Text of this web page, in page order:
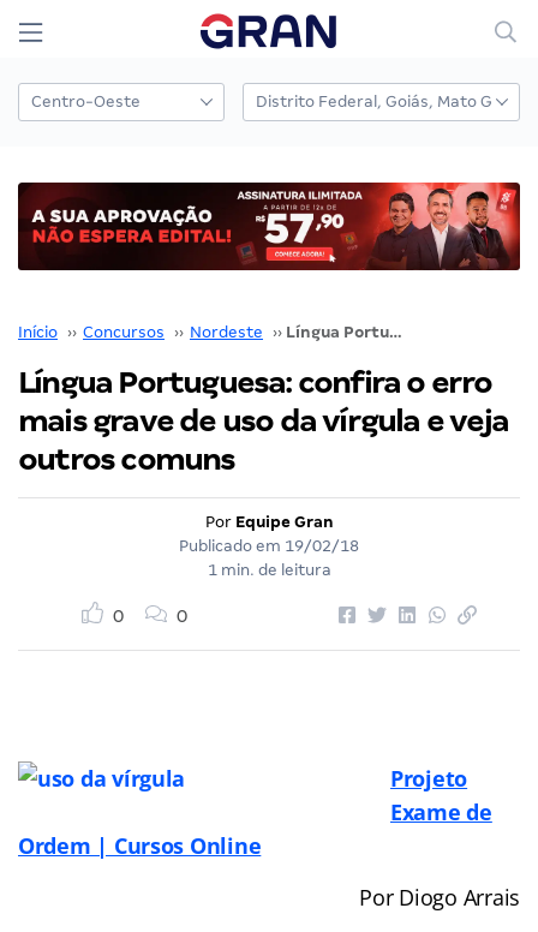
Início ›› Concursos ›› Nordeste ›› Língua Portuguesa: confira o erro mais grave de uso da vírgula e veja outros comuns
Língua Portuguesa: confira o erro
mais grave de uso da vírgula e veja
outros comuns
Por Equipe Gran
Publicado em 19/02/18
1 min. de leitura
0 0
Projeto
Exame de
Ordem | Cursos Online
Por Diogo Arrais